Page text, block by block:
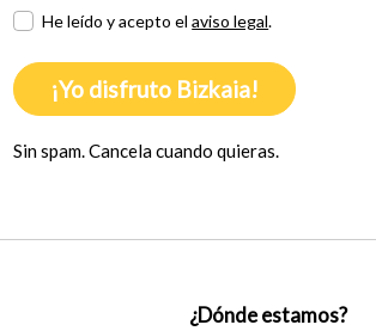
He leído y acepto elaviso legal.
¡Yo disfruto Bizkaia!
Sin spam. Cancela cuando quieras.
¿Dónde estamos?